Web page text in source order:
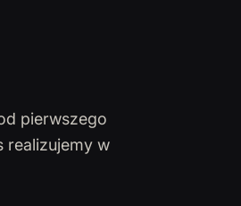
pierwszego
realizujemy w